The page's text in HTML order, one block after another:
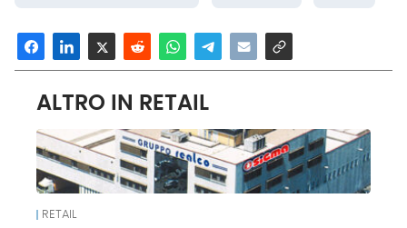
ALTRO IN RETAIL
RETAIL